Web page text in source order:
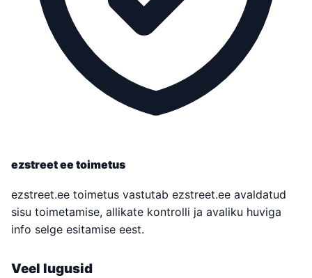
ezstreet ee toimetus
ezstreet.ee toimetus vastutab ezstreet.ee avaldatud
sisu toimetamise, allikate kontrolli ja avaliku huviga
info selge esitamise eest.
Veel lugusid